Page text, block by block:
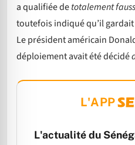
a qualifiée detotalement
toutefois indiqué qu’il gardait
Le président américain
déploiement avait été décidé
L'APP
L'actualité du